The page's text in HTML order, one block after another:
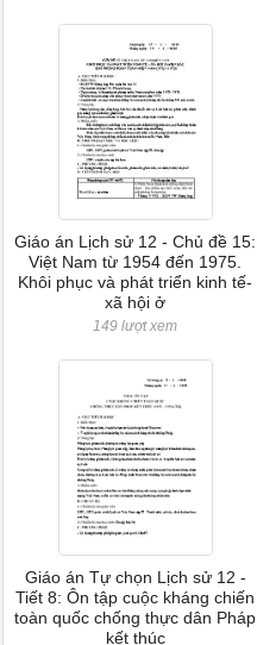
Giáo án Lịch sử 12 - Chủ đề 15:
Việt Nam từ 1954 đến 1975.
Khôi phục và phát triển kinh tế-
xã hội ở
149 lượt xem
Giáo án Tự chọn Lịch sử 12 -
Tiết 8: Ôn tập cuộc kháng chiến
toàn quốc chống thực dân Pháp
kết thúc